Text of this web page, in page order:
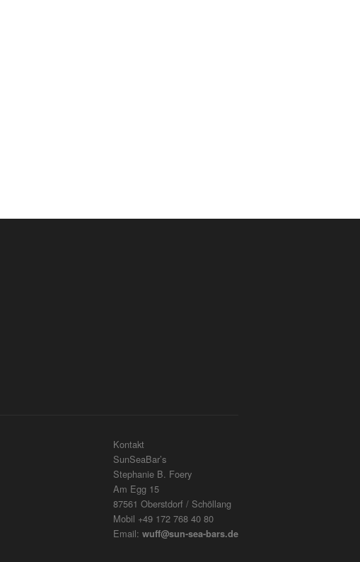
Kontakt
SunSeaBar’s
Stephanie B. Foery
Am Egg 15
87561 Oberstdorf / Schöllang
Mobil +49 172 768 40 80
Email: wuff@sun-sea-bars.de